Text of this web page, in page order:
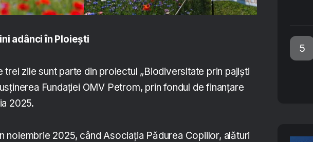
adânci în Ploiești
zile sunt parte din proiectul „Biodiversitate prin pajiști
Fundației OMV Petrom, prin fondul de finanțare
2025.
noiembrie 2025, când Asociația Pădurea Copiilor, alături